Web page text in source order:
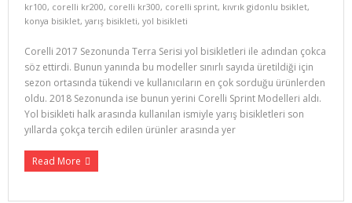
kr100, corelli kr200, corelli kr300, corelli sprint, kıvrık gidonlu bsiklet,
konya bisiklet, yarış bisikleti, yol bisikleti
Corelli 2017 Sezonunda Terra Serisi yol bisikletleri ile adından çokca
söz ettirdi. Bunun yanında bu modeller sınırlı sayıda üretildiği için
sezon ortasında tükendi ve kullanıcıların en çok sorduğu ürünlerden
oldu. 2018 Sezonunda ise bunun yerini Corelli Sprint Modelleri aldı.
Yol bisikleti halk arasında kullanılan ismiyle yarış bisikletleri son
yıllarda çokça tercih edilen ürünler arasında yer
Read More